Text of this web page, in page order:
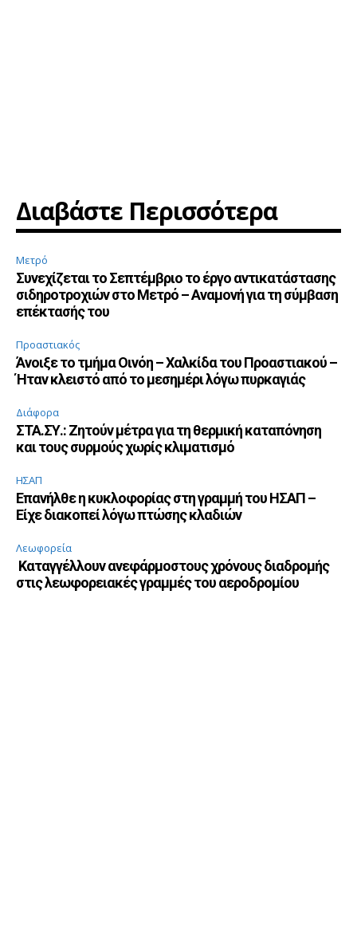
Διαβάστε Περισσότερα
Μετρό
Συνεχίζεται το Σεπτέμβριο το έργο αντικατάστασης
σιδηροτροχιών στο Μετρό – Αναμονή για τη σύμβαση
επέκτασής του
Προαστιακός
Άνοιξε το τμήμα Οινόη – Χαλκίδα του Προαστιακού –
Ήταν κλειστό από το μεσημέρι λόγω πυρκαγιάς
Διάφορα
ΣΤΑ.ΣΥ.: Ζητούν μέτρα για τη θερμική καταπόνηση
και τους συρμούς χωρίς κλιματισμό
ΗΣΑΠ
Επανήλθε η κυκλοφορίας στη γραμμή του ΗΣΑΠ –
Είχε διακοπεί λόγω πτώσης κλαδιών
Λεωφορεία
Καταγγέλλουν ανεφάρμοστους χρόνους διαδρομής
στις λεωφορειακές γραμμές του αεροδρομίου